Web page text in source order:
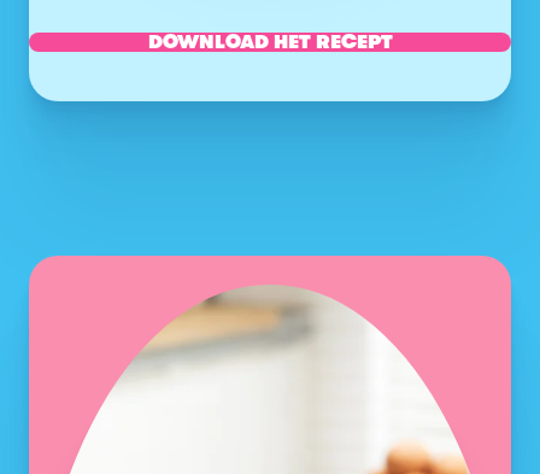
DOWNLOAD HET RECEPT